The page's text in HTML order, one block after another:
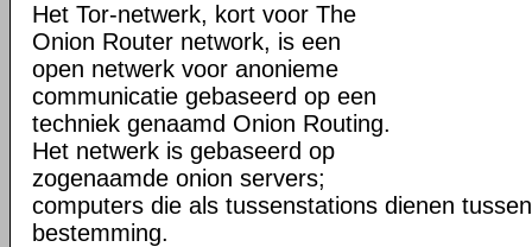
Het Tor-netwerk, kort voor The
Onion Router network, is een
open netwerk voor anonieme
communicatie gebaseerd op een
techniek genaamd Onion Routing.
Het netwerk is gebaseerd op
zogenaamde onion servers;
computers die als tussenstations dienen
bestemming.